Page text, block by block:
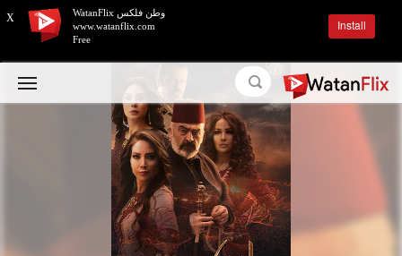
X
وطن فلكس WatanFlix
www.watanflix.com
Free
Install